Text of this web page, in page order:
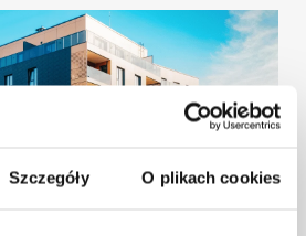
Szczegóły O plikach cookies